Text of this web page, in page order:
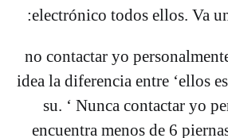
electrónico todos ellos. Va
“no contactar yo
idea la diferencia entre ‘ellos
su. ‘ Nunca contactar yo
encuentra menos de 6